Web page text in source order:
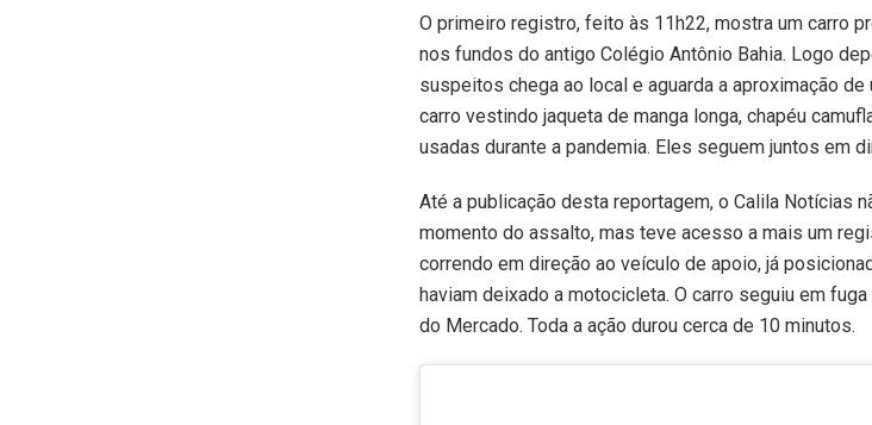
O primeiro registro, feito às 11h22, mostra um carro
nos fundos do antigo Colégio Antônio Bahia. Logo
suspeitos chega ao local e aguarda a aproximação
carro vestindo jaqueta de manga longa, chapéu
usadas durante a pandemia. Eles seguem juntos em
Até a publicação desta reportagem, o Calila Notícias
momento do assalto, mas teve acesso a mais um
correndo em direção ao veículo de apoio, já
haviam deixado a motocicleta. O carro seguiu em
do Mercado. Toda a ação durou cerca de 10 minutos.